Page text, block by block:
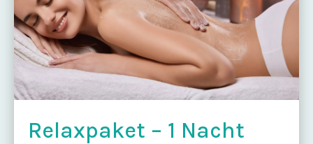
Relaxpaket – 1 Nacht